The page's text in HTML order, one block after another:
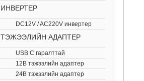
ИНВЕРТЕР
DC12V / AC220V инвертер
ТЭЖЭЭЛИЙН АДАПТЕР
USB C гаралттай
12В тэжээлийн адаптер
24В тэжээлийн адаптер